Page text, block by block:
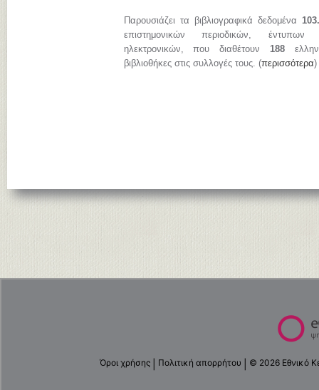
Παρουσιάζει τα βιβλιογραφικά δεδομένα
επιστημονικών περιοδικών, έντυπων
ηλεκτρονικών, που διαθέτουν 188
βιβλιοθήκες στις συλλογές τους. (περισσότερα)